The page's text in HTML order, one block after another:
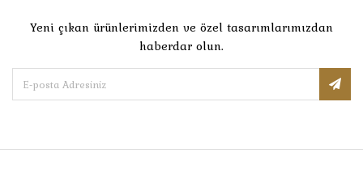
Yeni çıkan ürünlerimizden ve özel tasarımlarımızdan
haberdar olun.